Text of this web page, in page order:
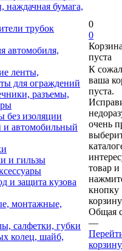
наждачная бумага,
трубок
автомобиля,
ленты,
для ограждений
разъемы,
без изоляции
и автомобильный
и гильзы
и защита кузова
монтажные,
салфетки, губки
колец, шайб,
0
0
пуста
К
ваша
пуста.
очень
товар и
кнопку
Общая
—
корзину